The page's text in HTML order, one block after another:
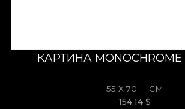
КАРТИНА MONOCHROME
55 X 70 H СМ
154,14 $